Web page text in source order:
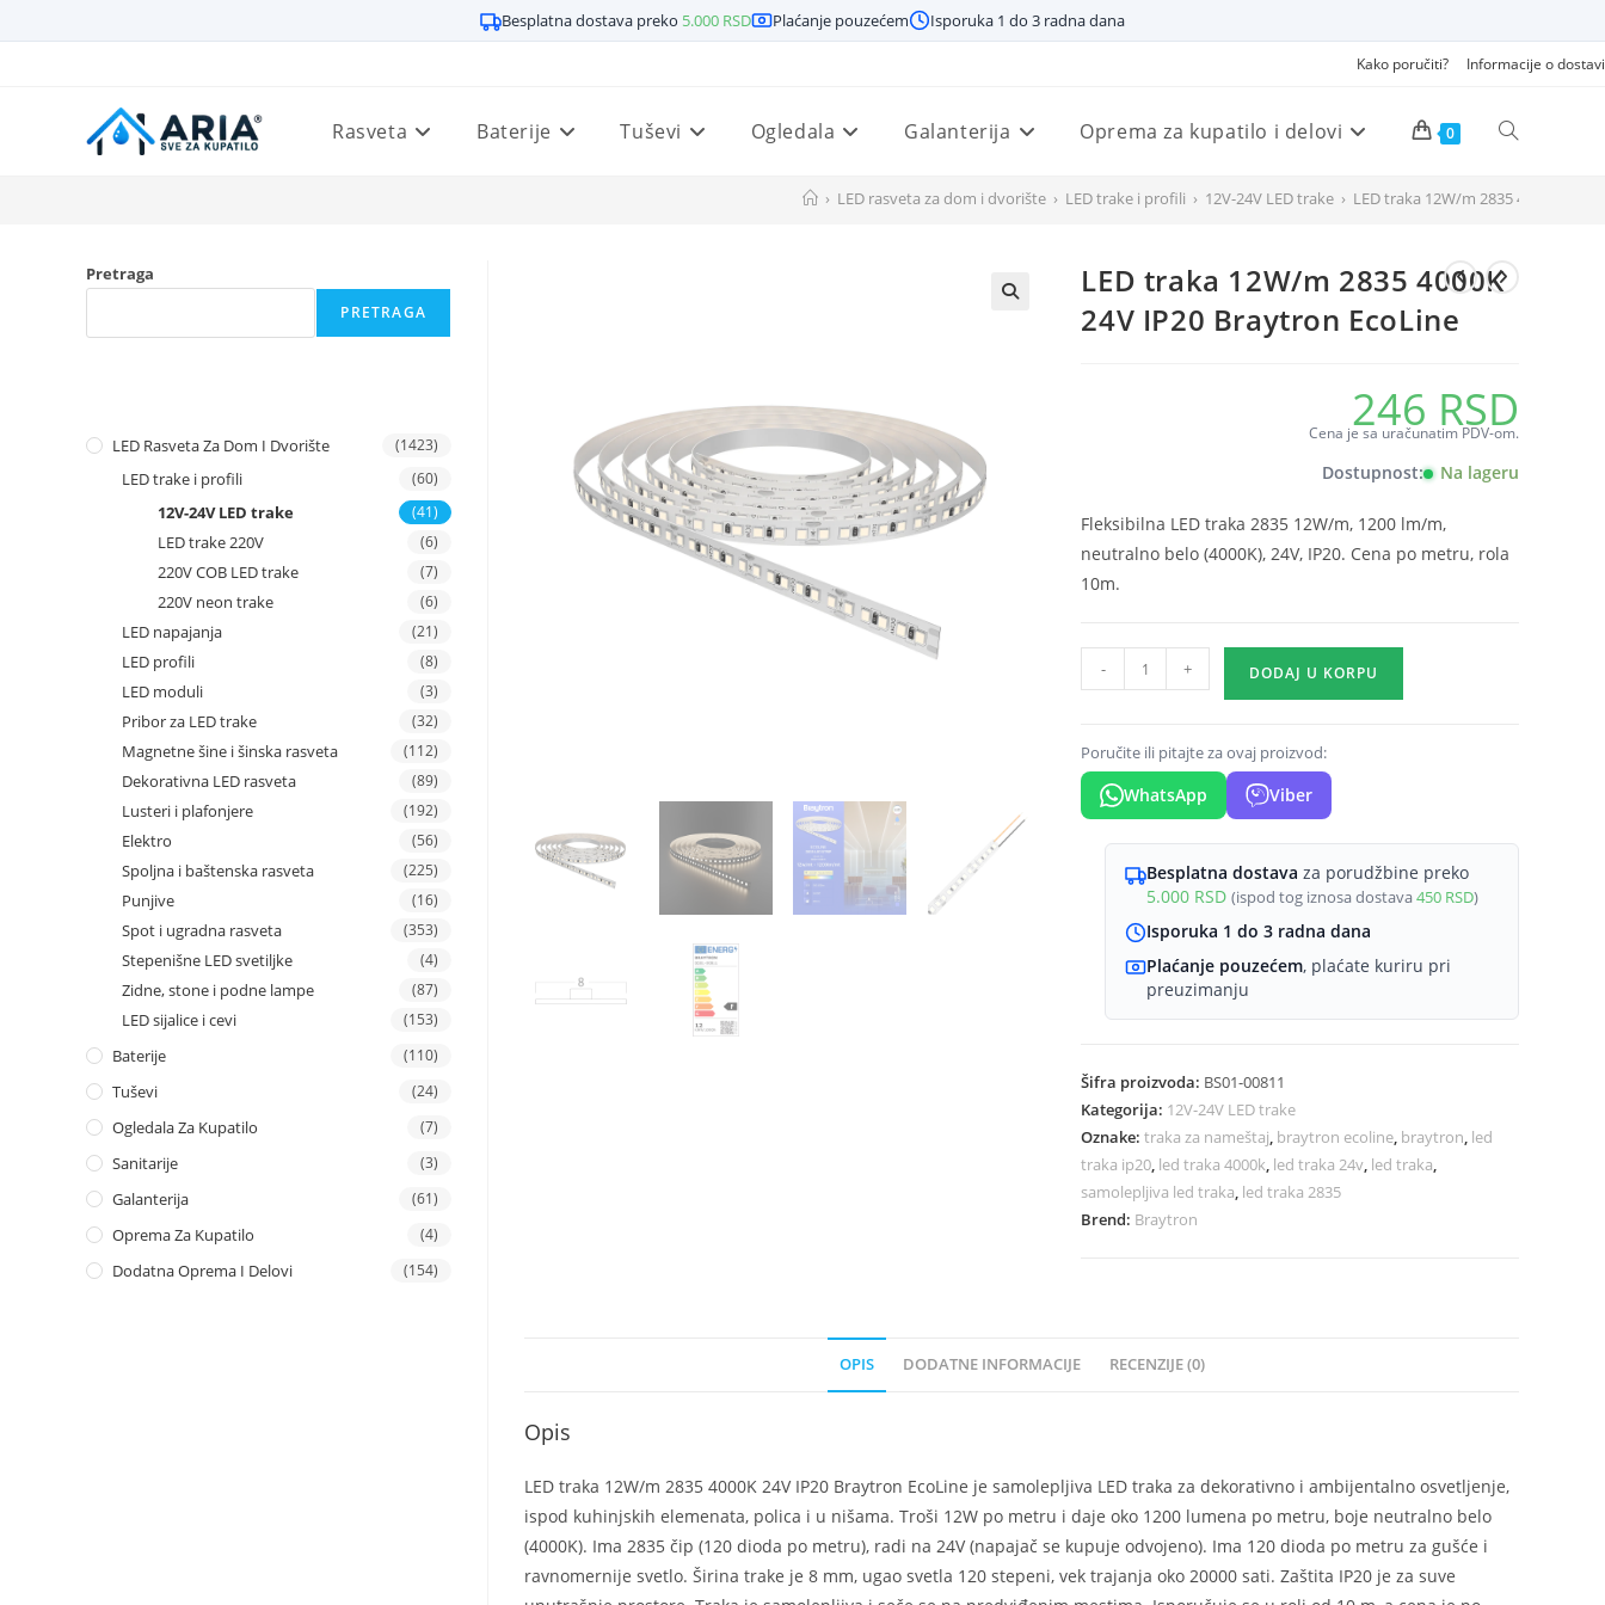
Besplatna dostava preko 5.000 RSD Plaćanje pouzećem Isporuka 1 do 3 radna dana
Kako poručiti? Informacije o dostavi
Rasveta Baterije Tuševi Ogledala Galanterija Oprema za kupatilo i delovi 0 Pretraži
› LED rasveta za dom i dvorište › LED trake i profili › 12V-24V LED trake › LED traka 12W/m 2835 4000K 24V
LED traka 12W/m 2835 4000K
24V IP20 Braytron EcoLine
246 RSD
Cena je sa uračunatim PDV-om.
Dostupnost: Na lageru
Fleksibilna LED traka 2835 12W/m, 1200 lm/m,
neutralno belo (4000K), 24V, IP20. Cena po metru, rola
10m.
traka
2835
4000K
24V
IP20
Braytron
količina
- + DODAJ U KORPU
Poručite ili pitajte za ovaj proizvod:
WhatsApp Viber
Besplatna dostava za porudžbine preko
5.000 RSD (ispod tog iznosa dostava450 RSD)
Isporuka 1 do 3 radna dana
Plaćanje pouzećem, plaćate kuriru pri
preuzimanju
Šifra proizvoda: BS01-00811
Kategorija: 12V-24V LED trake
Oznake:traka za nameštaj, braytron ecoline, braytron, led
traka ip20, led traka 4000k, led traka 24v, led traka,
samolepljiva led traka, led traka 2835
Brend: Braytron
OPIS DODATNE INFORMACIJE RECENZIJE (0)
Opis
LED traka 12W/m 2835 4000K 24V IP20 Braytron EcoLine je samolepljiva LED traka za dekorativno i ambijentalno osvetljenje,
ispod kuhinjskih elemenata, polica i u nišama. Troši 12W po metru i daje oko 1200 lumena po metru, boje neutralno belo
(4000K). Ima 2835 čip (120 dioda po metru), radi na 24V (napajač se kupuje odvojeno). Ima 120 dioda po metru za gušće i
ravnomernije svetlo. Širina trake je 8 mm, ugao svetla 120 stepeni, vek trajanja oko 20000 sati. Zaštita IP20 je za suve
Pretraga
PRETRAGA
LED Rasveta Za Dom I Dvorište (1423)
LED trake i profili (60)
12V-24V LED trake (41)
LED trake 220V (6)
220V COB LED trake (7)
220V neon trake (6)
LED napajanja (21)
LED profili (8)
LED moduli (3)
Pribor za LED trake (32)
Magnetne šine i šinska rasveta (112)
Dekorativna LED rasveta (89)
Lusteri i plafonjere (192)
Elektro (56)
Spoljna i baštenska rasveta (225)
Punjive (16)
Spot i ugradna rasveta (353)
Stepenišne LED svetiljke (4)
Zidne, stone i podne lampe (87)
LED sijalice i cevi (153)
Baterije (110)
Tuševi (24)
Ogledala Za Kupatilo (7)
Sanitarije (3)
Galanterija (61)
Oprema Za Kupatilo (4)
Dodatna Oprema I Delovi (154)